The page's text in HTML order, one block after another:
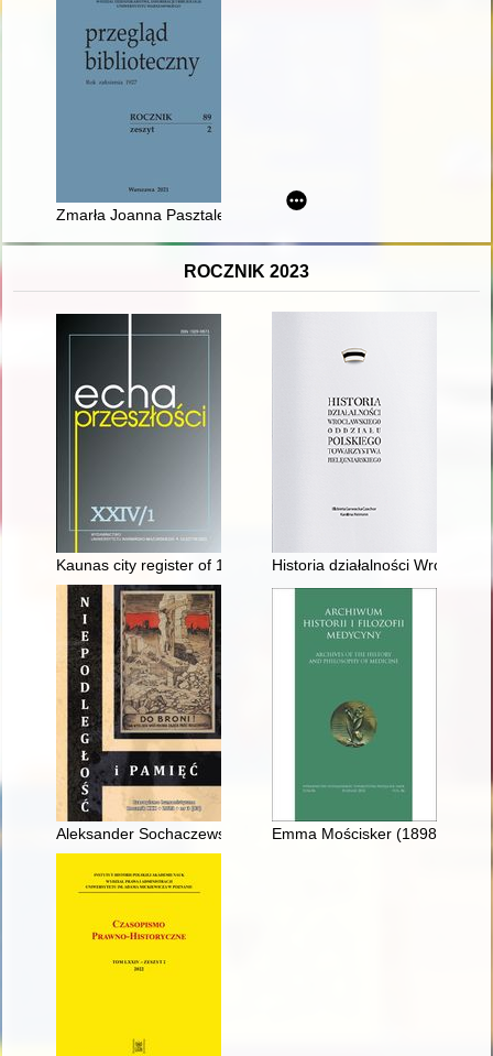
Zmarła Joanna Pasztaleniec-Jarzyńska
ROCZNIK 2023
Kaunas city register of 1561-1564 as a source of information
Historia działalności
Aleksander Sochaczewski i jego czasyEmma Mościsker (1898-1942)